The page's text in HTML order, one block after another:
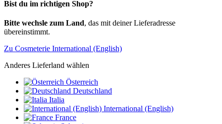
Bist du im richtigen Shop?
Bitte wechsle zum Land, das mit deiner Lieferadresse
übereinstimmt.
Zu Cosmeterie International (English)
Anderes Lieferland wählen
Österreich
Deutschland
Italia
International (English)
France